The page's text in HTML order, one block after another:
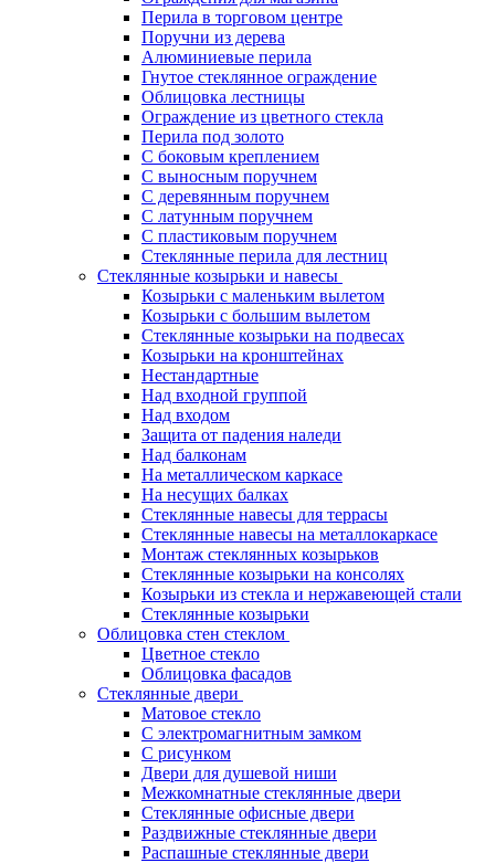
Перила в торговом центре
Поручни из дерева
Алюминиевые перила
Гнутое стеклянное ограждение
Облицовка лестницы
Ограждение из цветного стекла
Перила под золото
С боковым креплением
С выносным поручнем
С деревянным поручнем
С латунным поручнем
С пластиковым поручнем
Стеклянные перила для лестниц
Стеклянные козырьки и навесы
Козырьки с маленьким вылетом
Козырьки с большим вылетом
Стеклянные козырьки на подвесах
Козырьки на кронштейнах
Нестандартные
Над входной группой
Над входом
Защита от падения наледи
Над балконам
На металлическом каркасе
На несущих балках
Стеклянные навесы для террасы
Стеклянные навесы на металлокаркасе
Монтаж стеклянных козырьков
Стеклянные козырьки на консолях
Козырьки из стекла и нержавеющей стали
Стеклянные козырьки
Облицовка стен стеклом
Цветное стекло
Облицовка фасадов
Стеклянные двери
Матовое стекло
С электромагнитным замком
С рисунком
Двери для душевой ниши
Межкомнатные стеклянные двери
Стеклянные офисные двери
Раздвижные стеклянные двери
Распашные стеклянные двери